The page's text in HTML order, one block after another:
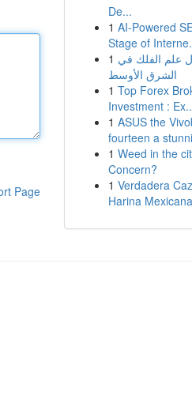
Page
De...
1 AI-Powered
Stage of
1 علم الفلك في
الشرق الأوسط
1 Top Forex
Investment :
1 ASUS the
fourteen a
1 Weed in the
Concern?
1 Verdadera
Harina